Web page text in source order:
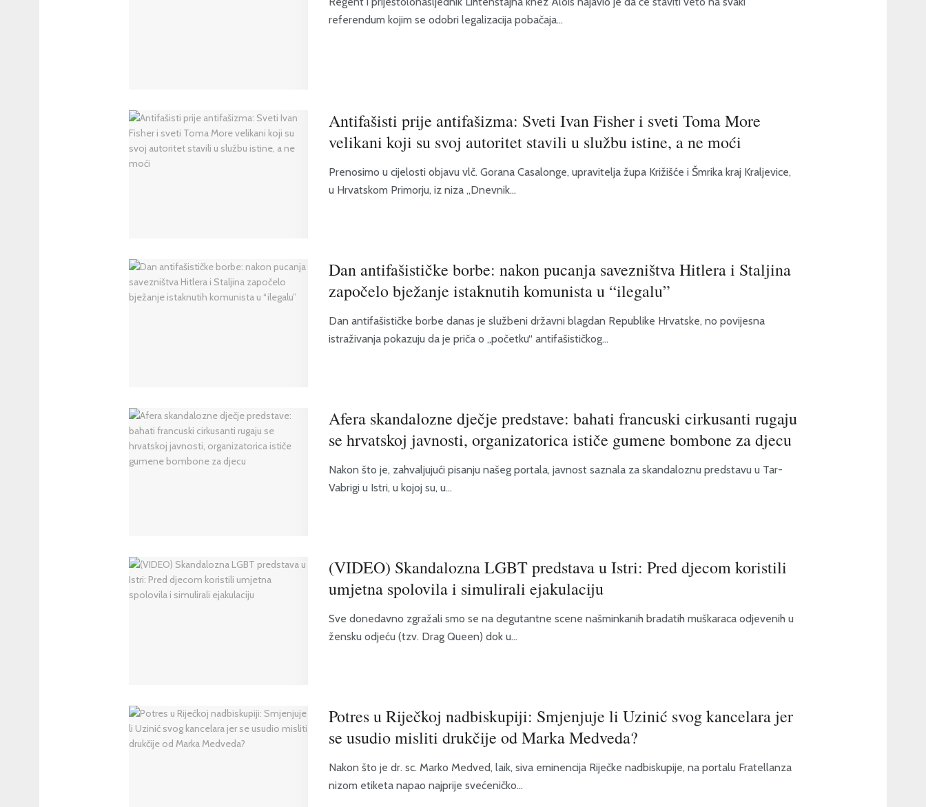
referendum kojim se odobri legalizacija pobačaja...
Antifašisti prije antifašizma: Sveti Ivan Fisher i sveti Toma More
velikani koji su svoj autoritet stavili u službu istine, a ne moći
Prenosimo u cijelosti objavu vlč. Gorana Casalonge, upravitelja župa Križišće i Šmrika kraj Kraljevice,
u Hrvatskom Primorju, iz niza „Dnevnik...
Dan antifašističke borbe: nakon pucanja savezništva Hitlera i Staljina
započelo bježanje istaknutih komunista u “ilegalu”
Dan antifašističke borbe danas je službeni državni blagdan Republike Hrvatske, no povijesna
istraživanja pokazuju da je priča o „početku“ antifašističkog...
Afera skandalozne dječje predstave: bahati francuski cirkusanti rugaju
se hrvatskoj javnosti, organizatorica ističe gumene bombone za djecu
Nakon što je, zahvaljujući pisanju našeg portala, javnost saznala za skandaloznu predstavu u Tar-
Vabrigi u Istri, u kojoj su, u...
(VIDEO) Skandalozna LGBT predstava u Istri: Pred djecom koristili
umjetna spolovila i simulirali ejakulaciju
Sve donedavno zgražali smo se na degutantne scene našminkanih bradatih muškaraca odjevenih u
žensku odjeću (tzv. Drag Queen) dok u...
Potres u Riječkoj nadbiskupiji: Smjenjuje li Uzinić svog kancelara jer
se usudio misliti drukčije od Marka Medveda?
Nakon što je dr. sc. Marko Medved, laik, siva eminencija Riječke nadbiskupije, na portalu Fratellanza
nizom etiketa napao najprije svećeničko...